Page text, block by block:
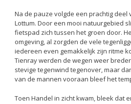
Na de pauze volgde een prachtig deel
Lottum. Door een mooi natuurgebied
fietspad zich tussen het groen door.
omgeving, al zorgden de vele
iedereen even gemakkelijk zijn ritme
Tienray werden de wegen weer
stevige tegenwind tegenover, maar
van de mannen vooraan bleef het
Toen Handel in zicht kwam, bleek dat